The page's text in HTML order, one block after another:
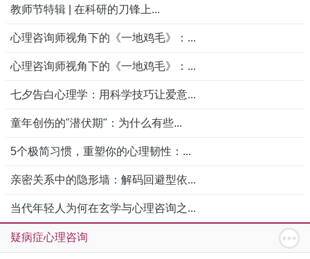
教师节特辑 | 在科研的刀锋上...
心理咨询师视角下的《一地鸡毛》：...
心理咨询师视角下的《一地鸡毛》：...
七夕告白心理学：用科学技巧让爱意...
童年创伤的"潜伏期"：为什么有些...
5个极简习惯，重塑你的心理韧性：...
亲密关系中的隐形墙：解码回避型依...
当代年轻人为何在玄学与心理咨询之...
疑病症心理咨询